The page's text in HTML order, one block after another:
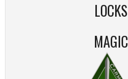
LOCKS
MAGIC